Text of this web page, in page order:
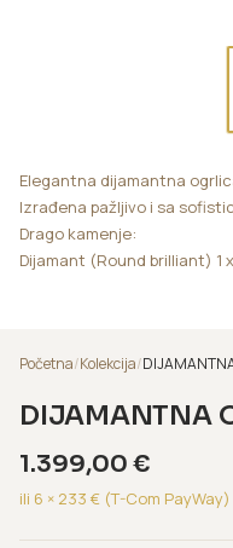
Elegantna dijamantna
Izrađena pažljivo i sa
Drago kamenje:
Dijamant (Round brilliant) 1
Početna/Kolekcija/
DIJAMANTNA
1.399,00 €
ili 6 × 233 € (T-Com PayWay)